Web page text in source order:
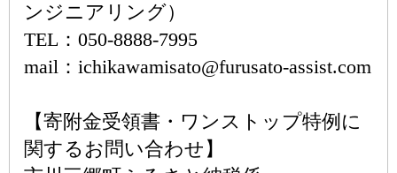
ンジニアリング）
TEL：050-8888-7995
mail：ichikawamisato@furusato-assist.com
【寄附金受領書・ワンストップ特例に
関するお問い合わせ】